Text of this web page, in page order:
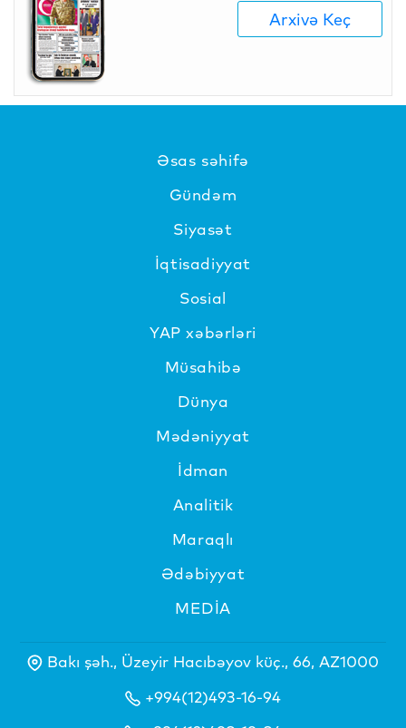
Arxivə Keç
Əsas səhifə
Gündəm
Siyasət
İqtisadiyyat
Sosial
YAP xəbərləri
Müsahibə
Dünya
Mədəniyyat
İdman
Analitik
Maraqlı
Ədəbiyyat
MEDİA
Bakı şəh., Üzeyir Hacıbəyov küç., 66, AZ1000
+994(12)493-16-94